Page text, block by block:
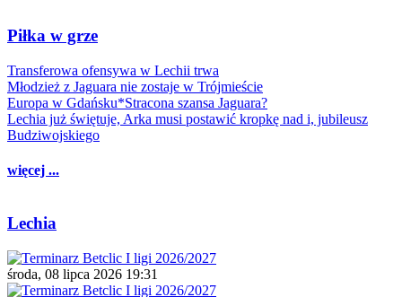
Piłka w grze
Transferowa ofensywa w Lechii trwa
Młodzież z Jaguara nie zostaje w Trójmieście
Europa w Gdańsku*Stracona szansa Jaguara?
Lechia już świętuje, Arka musi postawić kropkę nad i, jubileusz
Budziwojskiego
więcej ...
Lechia
środa, 08 lipca 2026 19:31